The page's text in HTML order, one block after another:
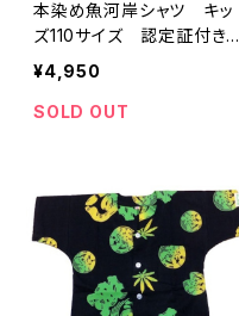
本染め魚河岸シャツ キッ
ズ110サイズ 認定証付き
木綿晒 麻の葉柄 黒×ミ
ント 子供用 日本製 注
染そめ リーフマーク 浴
ちシャツ 焼津 浜通り
港町
¥4,950
SOLD OUT